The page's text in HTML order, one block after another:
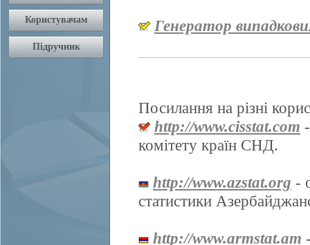
Генератор
Посилання на різні
http://www.cisstat.com
комітету країн СНД.
http://www.azstat.org -
статистики
http://www.armstat.am